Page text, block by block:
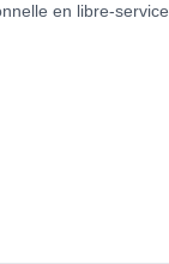
en libre-service.